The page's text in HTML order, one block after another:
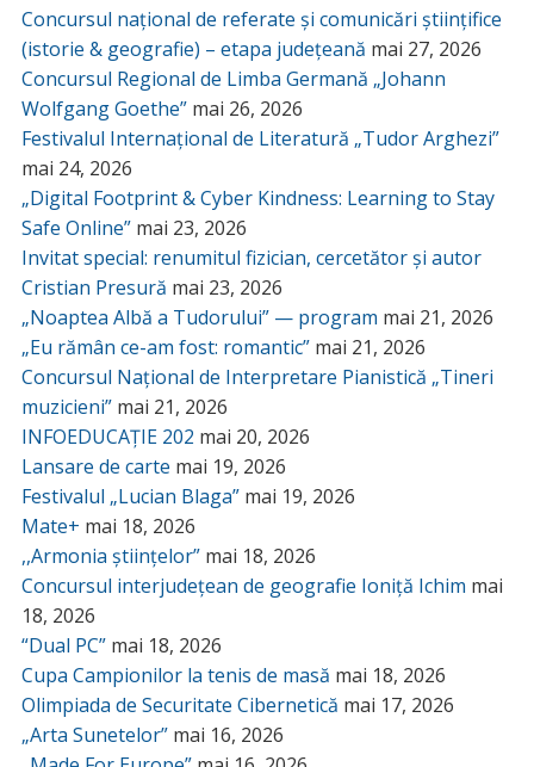
Concursul național de referate și comunicări științifice
(istorie & geografie) – etapa județeană mai 27, 2026
Concursul Regional de Limba Germană „Johann
Wolfgang Goethe” mai 26, 2026
Festivalul Internațional de Literatură „Tudor Arghezi”
mai 24, 2026
„Digital Footprint & Cyber Kindness: Learning to Stay
Safe Online” mai 23, 2026
Invitat special: renumitul fizician, cercetător și autor
Cristian Presură mai 23, 2026
„Noaptea Albă a Tudorului” — program mai 21, 2026
„Eu rămân ce-am fost: romantic” mai 21, 2026
Concursul Național de Interpretare Pianistică „Tineri
muzicieni” mai 21, 2026
INFOEDUCAȚIE 202 mai 20, 2026
Lansare de carte mai 19, 2026
Festivalul „Lucian Blaga” mai 19, 2026
Mate+ mai 18, 2026
,,Armonia științelor” mai 18, 2026
Concursul interjudețean de geografie Ioniță Ichim mai
18, 2026
“Dual PC” mai 18, 2026
Cupa Campionilor la tenis de masă mai 18, 2026
Olimpiada de Securitate Cibernetică mai 17, 2026
„Arta Sunetelor” mai 16, 2026